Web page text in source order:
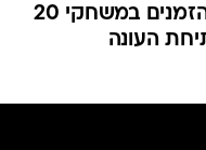
אסיסטים, הפכה לשיאנית כל הזמנים במשחקי 20
העונה